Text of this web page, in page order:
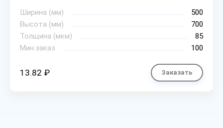
Ширина (мм)
500
Высота (мм)
700
Толщина (мкм)
85
Мин.заказ
100
13.82 ₽ Заказать